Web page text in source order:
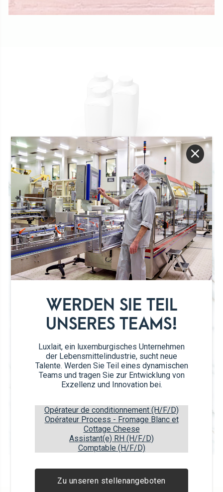
WERDEN SIE TEIL
UNSERES TEAMS!
Luxlait, ein luxemburgisches Unternehmen
der Lebensmittelindustrie, sucht neue
Talente. Werden Sie Teil eines dynamischen
Teams und tragen Sie zur Entwicklung von
Exzellenz und Innovation bei.
Opérateur de conditionnement (H/F/D)
Opérateur Process - Fromage Blanc et
Cottage Cheese
Assistant(e) RH (H/F/D)
Comptable (H/F/D)
Zu unseren stellenangeboten
TETRA TOP ®
500 ml, 750 ml und 1 L
Die perfekte Kombination aus
Benutzerfreundlichkeit und Style
BE VISIBLE
Die Tetra Top® -Verpackung bietet einen
Premium-Produkten den letzten Schliff verleiht.
Sehr leicht zu greifen, zu öffnen oder zu schließen
und dank der 38 mm großen Eifel™-C38-Öffnung
leicht auszuteilen.
leicht klein zu falten.